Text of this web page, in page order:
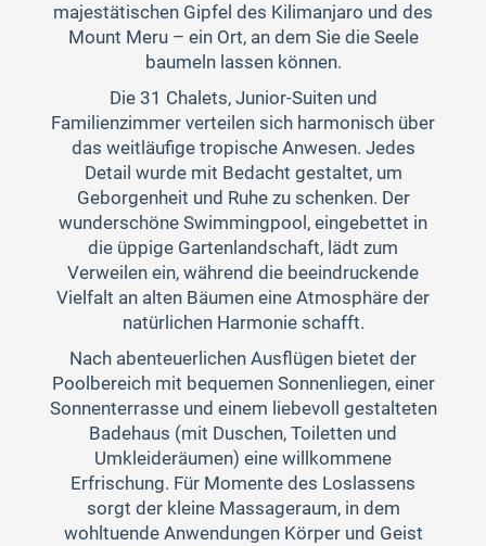
majestätischen Gipfel des Kilimanjaro und des
Mount Meru – ein Ort, an dem Sie die Seele
baumeln lassen können.
Die 31 Chalets, Junior-Suiten und
Familienzimmer verteilen sich harmonisch über
das weitläufige tropische Anwesen. Jedes
Detail wurde mit Bedacht gestaltet, um
Geborgenheit und Ruhe zu schenken. Der
wunderschöne Swimmingpool, eingebettet in
die üppige Gartenlandschaft, lädt zum
Verweilen ein, während die beeindruckende
Vielfalt an alten Bäumen eine Atmosphäre der
natürlichen Harmonie schafft.
Nach abenteuerlichen Ausflügen bietet der
Poolbereich mit bequemen Sonnenliegen, einer
Sonnenterrasse und einem liebevoll gestalteten
Badehaus (mit Duschen, Toiletten und
Umkleideräumen) eine willkommene
Erfrischung. Für Momente des Loslassens
sorgt der kleine Massageraum, in dem
wohltuende Anwendungen Körper und Geist